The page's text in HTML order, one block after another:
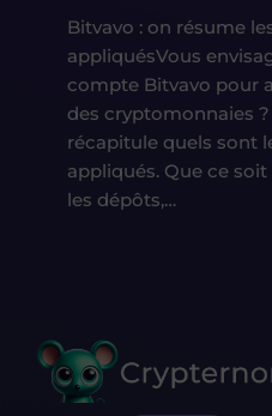
Bitvavo : on résume
appliquésVous
compte Bitvavo pour
des cryptomonnaies
récapitule quels sont
appliqués. Que ce
les dépôts,…